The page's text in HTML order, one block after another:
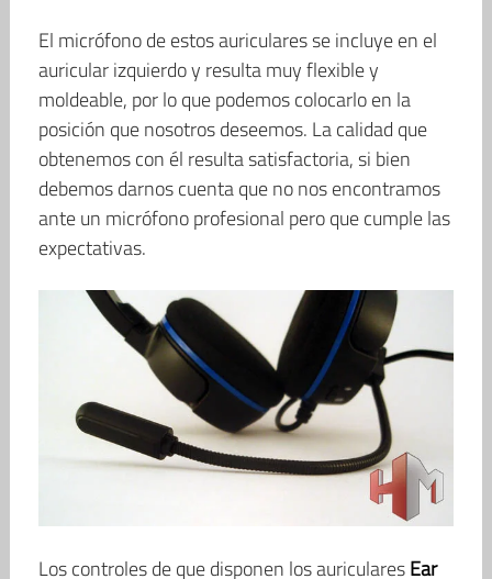
El micrófono de estos auriculares se incluye en el
auricular izquierdo y resulta muy flexible y
moldeable, por lo que podemos colocarlo en la
posición que nosotros deseemos. La calidad que
obtenemos con él resulta satisfactoria, si bien
debemos darnos cuenta que no nos encontramos
ante un micrófono profesional pero que cumple las
expectativas.
Los controles de que disponen los auricularesEar